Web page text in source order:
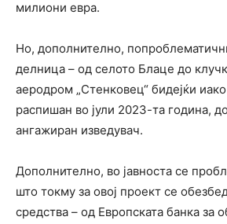
милиони евра.
Но, дополнително,
делница – од селото Блаце до
аеродром „Стенковец“ бидејќи
распишан во јули 2023-та година,
ангажиран изведувач.
Дополнително, во јавноста се
што токму за овој проект се
средства – од Европската банка за